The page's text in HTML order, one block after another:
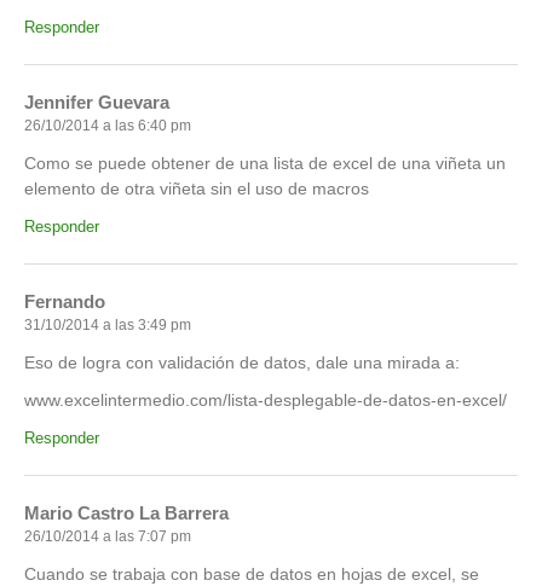
Responder
Jennifer Guevara
26/10/2014 a las 6:40 pm
Como se puede obtener de una lista de excel de una viñeta un
elemento de otra viñeta sin el uso de macros
Responder
Fernando
31/10/2014 a las 3:49 pm
Eso de logra con validación de datos, dale una mirada a:
www.excelintermedio.com/lista-desplegable-de-datos-en-excel/
Responder
Mario Castro La Barrera
26/10/2014 a las 7:07 pm
Cuando se trabaja con base de datos en hojas de excel, se